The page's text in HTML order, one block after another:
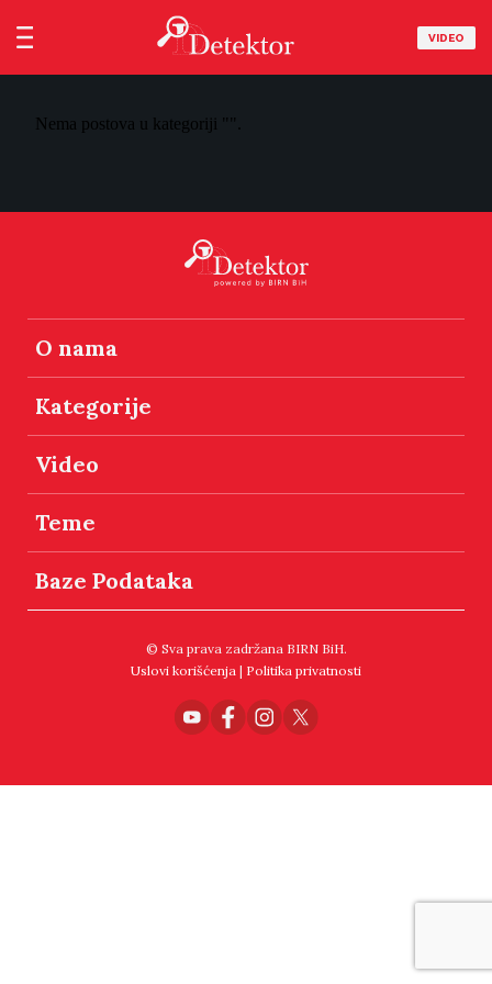
VIDEO
Nema postova u kategoriji "".
O nama
Kategorije
Video
Teme
Baze Podataka
© Sva prava zadržana BIRN BiH.
Uslovi korišćenja | Politika privatnosti